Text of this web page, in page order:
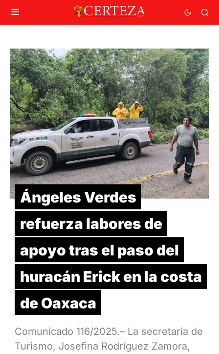
Ángeles Verdes
refuerza labores de
apoyo tras el paso del
huracán Erick en la costa
de Oaxaca
Comunicado 116/2025.– La secretaria de
Turismo, Josefina Rodríguez Zamora,